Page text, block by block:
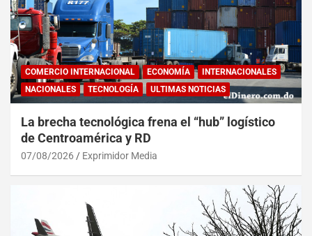
COMERCIO INTERNACIONAL ECONOMÍA
INTERNACIONALES
NACIONALES
TECNOLOGÍA ULTIMAS NOTICIAS
La brecha tecnológica frena el “hub” logístico
de Centroamérica y RD
07/08/2026 Exprimidor Media